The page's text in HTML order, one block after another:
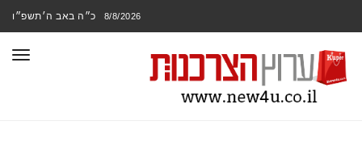
8/8/2026 כ״ה באב ה׳תשפ״ו